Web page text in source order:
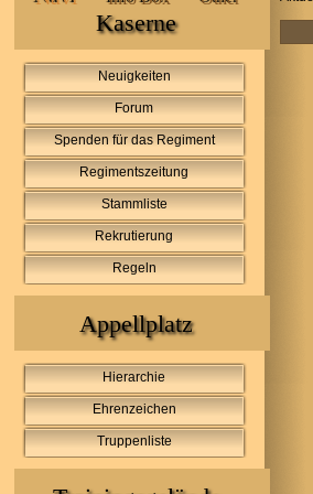
Kaserne
Neuigkeiten
Forum
Spenden für das Regiment
Regimentszeitung
Stammliste
Rekrutierung
Regeln
Appellplatz
Hierarchie
Ehrenzeichen
Truppenliste